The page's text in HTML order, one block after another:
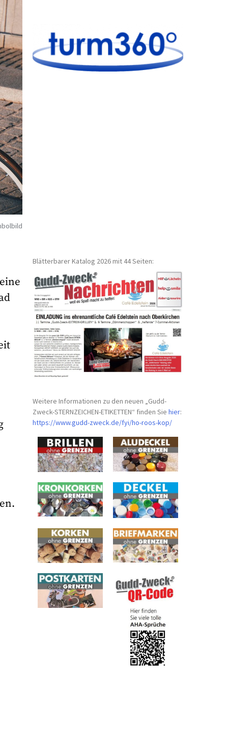
Blätterbarer Katalog 2026 mit 44 Seiten:
Weitere Informationen zu den neuen „Gudd-
Zweck-STERNZEICHEN-ETIKETTEN“ finden Siehier:
https://www.gudd-zweck.de/fyi/ho-roos-kop/